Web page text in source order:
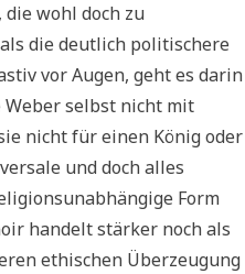
wohl doch zu
die deutlich politischere
vor Augen, geht es darin
Weber selbst nicht mit
nicht für einen König oder
und doch alles
Form
handelt stärker noch als
ethischen Überzeugung